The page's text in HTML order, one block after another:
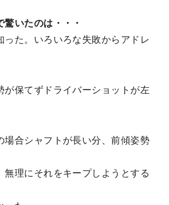
いたのは・・・
った。いろいろな失敗からアドレ
が保てずドライバーショットが左
場合シャフトが長い分、前傾姿勢
無理にそれをキープしようとする